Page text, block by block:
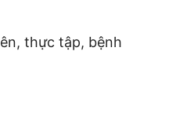
thực tập, bệnh